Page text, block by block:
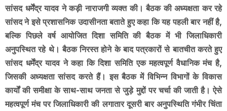
सांसद धर्मेंद्र यादव ने कड़ी नाराजगी व्यक्त की। बैठक की अध्यक्षता कर रहे
सांसद ने इसे प्रशासनिक उदासीनता बताते हुए कहा कि यह पहली बार नहीं है,
बल्कि पिछले वर्ष आयोजित दिशा समिति की बैठक में भी जिलाधिकारी
अनुपस्थित रहे थे। बैठक निरस्त होने के बाद पत्रकारों से बातचीत करते हुए
सांसद धर्मेंद्र यादव ने कहा कि दिशा समिति एक महत्वपूर्ण वैधानिक मंच है,
जिसकी अध्यक्षता सांसद करते हैं। इस बैठक में विभिन्न विभागों के विकास
कार्यों की समीक्षा के साथ-साथ जनता से जुड़े मुद्दों पर चर्चा की जाती है। ऐसे
महत्वपूर्ण मंच पर जिलाधिकारी की लगातार दूसरी बार अनुपस्थिति गंभीर चिंता